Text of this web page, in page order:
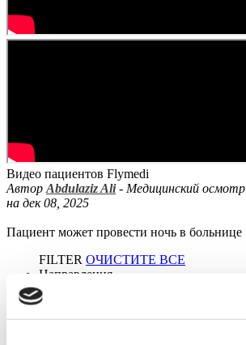
Видео пациентов Flymedi
Автор Abdulaziz Ali- Медицинский осмотр
на дек 08, 2025
Пациент может провести ночь в больнице
FILTER ОЧИСТИТЕ ВСЕ
Направления
Города(1 Opt. Selected)